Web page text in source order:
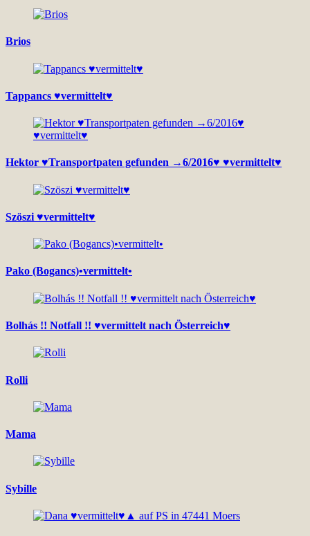
Brios
Tappancs ♥vermittelt♥
Hektor ♥Transportpaten gefunden →6/2016♥ ♥vermittelt♥
Szöszi ♥vermittelt♥
Pako (Bogancs)•vermittelt•
Bolhás !! Notfall !! ♥vermittelt nach Österreich♥
Rolli
Mama
Sybille